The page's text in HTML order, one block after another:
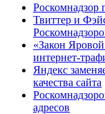
Роскомнадзор
Твиттер и
«Закон
интернет-
Яндекс
качества сайта
адресов